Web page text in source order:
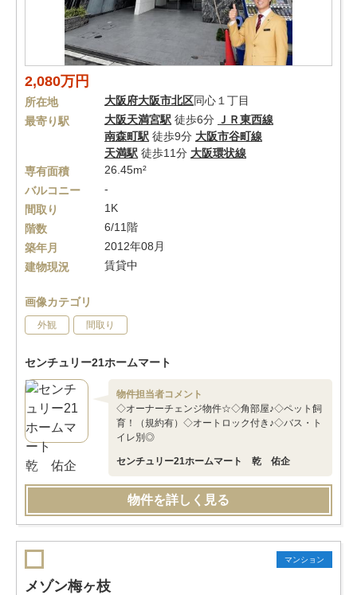
2,080万円
所在地 大阪府大阪市北区同心１丁目
最寄り駅
大阪天満宮駅 徒歩6分 ＪＲ東西線
南森町駅 徒歩9分 大阪市谷町線
天満駅 徒歩11分 大阪環状線
専有面積
26.45m²
バルコニー
-
間取り
1K
階数
6/11階
築年月
2012年08月
建物現況
賃貸中
画像カテゴリ
外観 間取り
センチュリー21ホームマート
物件担当者コメント
◇オーナーチェンジ物件☆◇角部屋♪◇ペット飼
育！（規約有）◇オートロック付き♪◇バス・ト
イレ別◎
センチュリー21ホームマート 乾 佑企
物件を詳しく見る
マンション
メゾン梅ヶ枝